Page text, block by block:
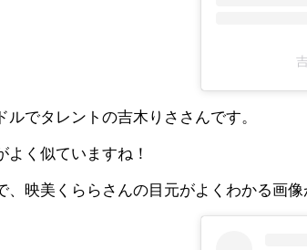
でタレントの吉木りささんです。
く似ていますね！
、映美くららさんの目元がよくわかる画像